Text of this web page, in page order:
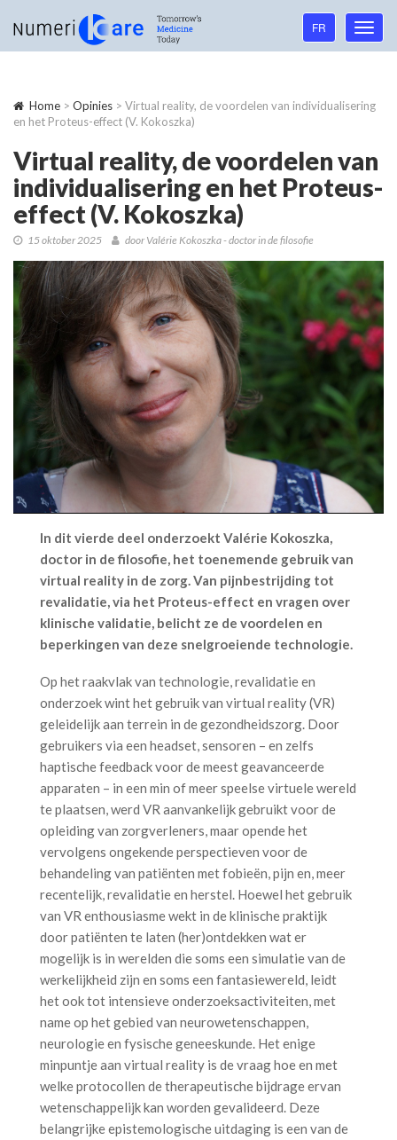
Language
navigation
FR
Home > Opinies > Virtual reality, de voordelen van individualisering
en het Proteus-effect (V. Kokoszka)
Virtual reality, de voordelen van
individualisering en het Proteus-
effect (V. Kokoszka)
15 oktober 2025 door Valérie Kokoszka - doctor in de filosofie
In dit vierde deel onderzoekt Valérie Kokoszka,
doctor in de filosofie, het toenemende gebruik van
virtual reality in de zorg. Van pijnbestrijding tot
revalidatie, via het Proteus-effect en vragen over
klinische validatie, belicht ze de voordelen en
beperkingen van deze snelgroeiende technologie.
Op het raakvlak van technologie, revalidatie en
onderzoek wint het gebruik van virtual reality (VR)
geleidelijk aan terrein in de gezondheidszorg. Door
gebruikers via een headset, sensoren – en zelfs
haptische feedback voor de meest geavanceerde
apparaten – in een min of meer speelse virtuele wereld
te plaatsen, werd VR aanvankelijk gebruikt voor de
opleiding van zorgverleners, maar opende het
vervolgens ongekende perspectieven voor de
behandeling van patiënten met fobieën, pijn en, meer
recentelijk, revalidatie en herstel. Hoewel het gebruik
van VR enthousiasme wekt in de klinische praktijk
door patiënten te laten (her)ontdekken wat er
mogelijk is in werelden die soms een simulatie van de
werkelijkheid zijn en soms een fantasiewereld, leidt
het ook tot intensieve onderzoeksactiviteiten, met
name op het gebied van neurowetenschappen,
neurologie en fysische geneeskunde. Het enige
minpuntje aan virtual reality is de vraag hoe en met
welke protocollen de therapeutische bijdrage ervan
wetenschappelijk kan worden gevalideerd. Deze
belangrijke epistemologische uitdaging is een van de